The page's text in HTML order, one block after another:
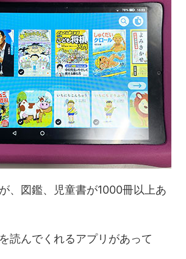
、図鑑、児童書が1000冊以上あ
読んでくれるアプリがあって